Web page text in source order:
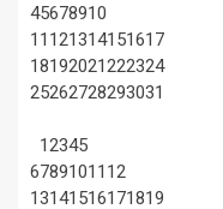
45678910
11 121314151617
18192021222324
25262728293031
12345
67891011 12
13141516171819